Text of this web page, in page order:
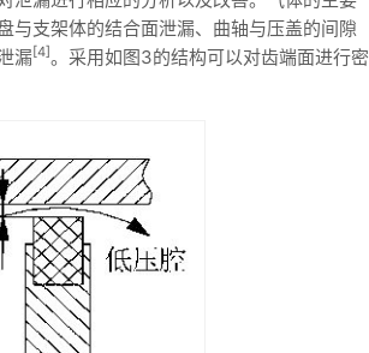
与支架体的结合面泄漏、曲轴与压盖的间隙
漏[4]。采用如图3的结构可以对齿端面进行密